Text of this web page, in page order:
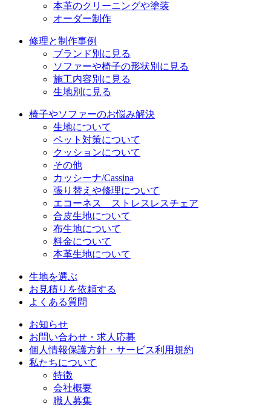
本革のクリーニングや塗装
オーダー制作
修理と制作事例
ブランド別に見る
ソファーや椅子の形状別に見る
施工内容別に見る
生地別に見る
椅子やソファーのお悩み解決
生地について
ペット対策について
クッションについて
その他
カッシーナ/Cassina
張り替えや修理について
エコーネス ストレスレスチェア
合皮生地について
布生地について
料金について
本革生地について
生地を選ぶ
お見積りを依頼する
よくある質問
お知らせ
お問い合わせ・求人応募
個人情報保護方針・サービス利用規約
私たちについて
特徴
会社概要
職人募集